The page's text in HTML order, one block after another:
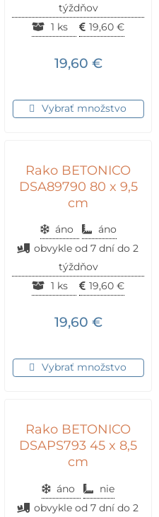
týždňov
1 ks
19,60 €
19,60 €
Vybrať množstvo
Rako BETONICO
DSA89790 80 x 9,5
cm
áno
áno
obvykle od 7 dní do 2
týždňov
1 ks
19,60 €
19,60 €
Vybrať množstvo
Rako BETONICO
DSAPS793 45 x 8,5
cm
áno
nie
obvykle od 7 dní do 2